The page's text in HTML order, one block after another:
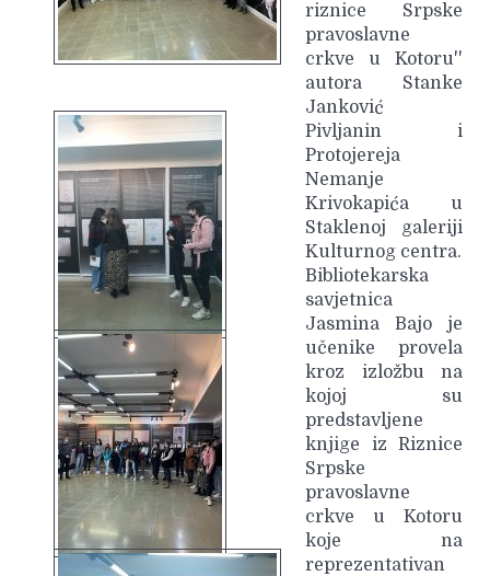
riznice Srpske
pravoslavne
crkve u Kotoru''
autora Stanke
Janković
Pivljanin i
Protojereja
Nemanje
Krivokapića u
Staklenoj galeriji
Kulturnog centra.
Bibliotekarska
savjetnica
Jasmina Bajo je
učenike provela
kroz izložbu na
kojoj su
predstavljene
knjige iz Riznice
Srpske
pravoslavne
crkve u Kotoru
koje na
reprezentativan